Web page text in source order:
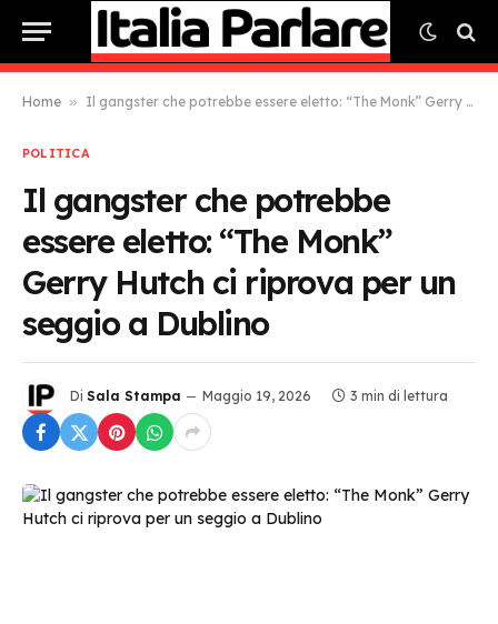
Home » Il gangster che potrebbe essere eletto: “The Monk” Gerry Hutch ci riprova per un seggio a Dublino
POLITICA
Il gangster che potrebbe
essere eletto: “The Monk”
Gerry Hutch ci riprova per un
seggio a Dublino
Di Sala Stampa Maggio 19, 2026 3 min di lettura